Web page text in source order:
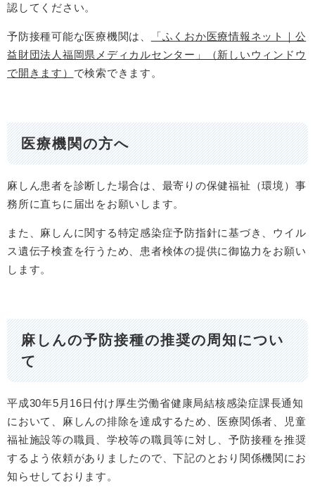
認してください。
予防接種可能な医療機関は、
「ふくおか医療情報ネット｜公
益財団法人福岡県メディカルセンター」（新しいウィンドウ
で開きます） で検索できます。
医療機関の方へ
麻しん患者を診断した場合は、最寄りの保健福祉（環境）事
務所に直ちに届出をお願いします。
また、麻しんに関する特定感染症予防指針に基づき、ウイル
ス遺伝子検査を行うため、患者検体の提供に御協力をお願い
します。
麻しんの予防接種の推奨の周知につい
て
平成30年5月16日付け厚生労働省健康局結核感染症課長通知
において、麻しんの排除を達成するため、医療関係者、児童
福祉施設等の職員、学校等の職員等に対し、予防接種を推奨
するよう依頼がありましたので、下記のとおり関係機関にお
知らせしております。